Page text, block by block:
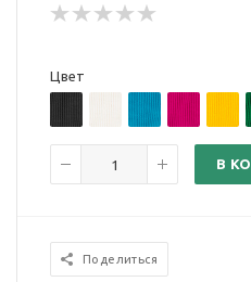
Цвет
В
Поделиться